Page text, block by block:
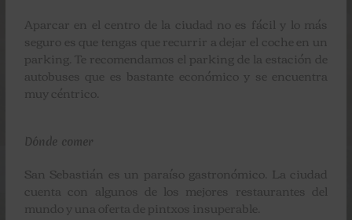
Aparcar en el centro de la ciudad no es fácil y lo más
seguro es que tengas que recurrir a dejar el coche en un
parking. Te recomendamos el parking de la estación de
autobuses que es bastante económico y se encuentra
muy céntrico.
Dónde comer
San Sebastián es un paraíso gastronómico. La ciudad
cuenta con algunos de los mejores restaurantes del
mundo y una oferta de pintxos insuperable.